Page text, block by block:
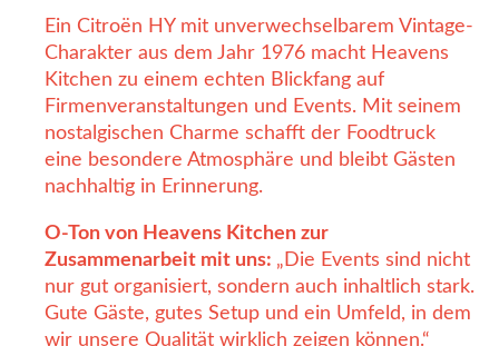
Ein Citroën HY mit unverwechselbarem Vintage-
Charakter aus dem Jahr 1976 macht Heavens
Kitchen zu einem echten Blickfang auf
Firmenveranstaltungen und Events. Mit seinem
nostalgischen Charme schafft der Foodtruck
eine besondere Atmosphäre und bleibt Gästen
nachhaltig in Erinnerung.
O-Ton von Heavens Kitchen zur
Zusammenarbeit mit uns: „Die Events sind nicht
nur gut organisiert, sondern auch inhaltlich stark.
Gute Gäste, gutes Setup und ein Umfeld, in dem
wir unsere Qualität wirklich zeigen können.“